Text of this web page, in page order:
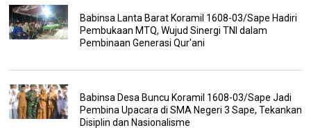
Babinsa Lanta Barat Koramil 1608-03/Sape Hadiri
Pembukaan MTQ, Wujud Sinergi TNI dalam
Pembinaan Generasi Qur'ani
Babinsa Desa Buncu Koramil 1608-03/Sape Jadi
Pembina Upacara di SMA Negeri 3 Sape, Tekankan
Disiplin dan Nasionalisme